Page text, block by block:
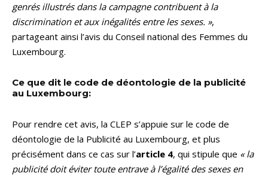
genrés illustrés dans la campagne contribuent à la
discrimination et aux inégalités entre les sexes. »,
partageant ainsi l’avis du Conseil national des Femmes du
Luxembourg.
Ce que dit le code de déontologie de la publicité
au Luxembourg:
Pour rendre cet avis, la CLEP s’appuie sur le code de
déontologie de la Publicité au Luxembourg, et plus
précisément dans ce cas sur l’article 4, qui stipule que « la
publicité doit éviter toute entrave à l’égalité des sexes en